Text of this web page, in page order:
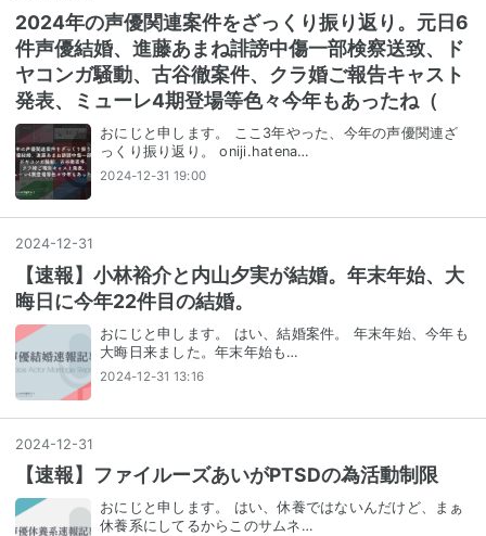
2024年の声優関連案件をざっくり振り返り。元日6
件声優結婚、進藤あまね誹謗中傷一部検察送致、ド
ヤコンガ騒動、古谷徹案件、クラ婚ご報告キャスト
発表、ミューレ4期登場等色々今年もあったね（
おにじと申します。 ここ3年やった、今年の声優関連ざ
っくり振り返り。 oniji.hatena…
2024-12-31 19:00
2024-12-31
【速報】小林裕介と内山夕実が結婚。年末年始、大
晦日に今年22件目の結婚。
おにじと申します。 はい、結婚案件。 年末年始、今年も
大晦日来ました。年末年始も…
2024-12-31 13:16
2024-12-31
【速報】ファイルーズあいがPTSDの為活動制限
おにじと申します。 はい、休養ではないんだけど、まぁ
休養系にしてるからこのサムネ…